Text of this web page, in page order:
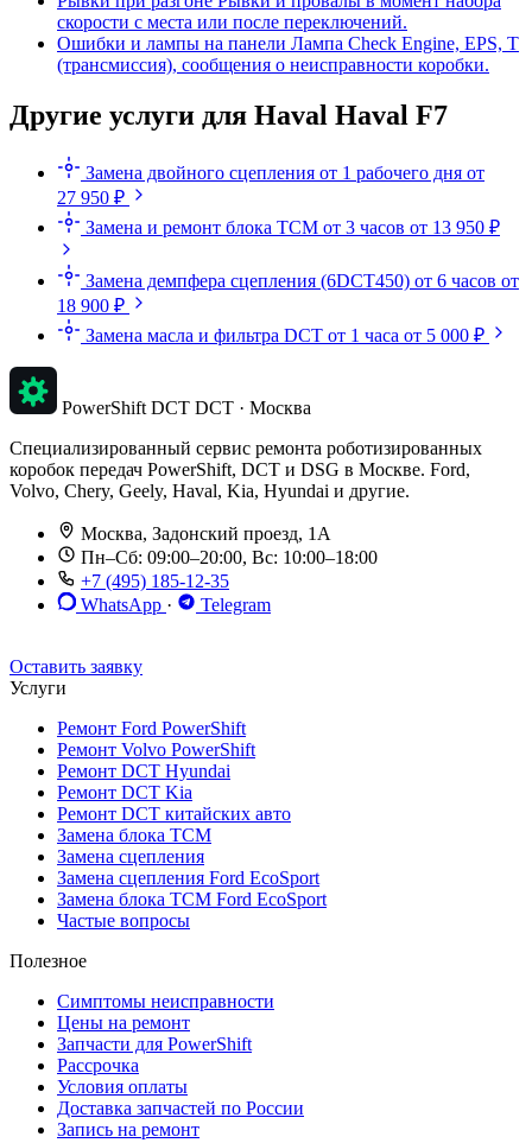
скорости с места или после переключений.
Ошибки и лампы на панели Лампа Check Engine, EPS, T
(трансмиссия), сообщения о неисправности коробки.
Другие услуги для Haval Haval F7
Замена двойного сцепления от 1 рабочего дня от
27 950 ₽
Замена и ремонт блока TCM от 3 часов от 13 950 ₽
Замена демпфера сцепления (6DCT450) от 6 часов от
18 900 ₽
Замена масла и фильтра DCT от 1 часа от 5 000 ₽
PowerShift DCT DCT · Москва
Специализированный сервис ремонта роботизированных
коробок передач PowerShift, DCT и DSG в Москве. Ford,
Volvo, Chery, Geely, Haval, Kia, Hyundai и другие.
Москва, Задонский проезд, 1А
Пн–Сб: 09:00–20:00, Вс: 10:00–18:00
+7 (495) 185-12-35
WhatsApp ·
Telegram
Оставить заявку
Услуги
Ремонт Ford PowerShift
Ремонт Volvo PowerShift
Ремонт DCT Hyundai
Ремонт DCT Kia
Ремонт DCT китайских авто
Замена блока TCM
Замена сцепления
Замена сцепления Ford EcoSport
Замена блока TCM Ford EcoSport
Частые вопросы
Полезное
Симптомы неисправности
Цены на ремонт
Запчасти для PowerShift
Рассрочка
Условия оплаты
Доставка запчастей по России
Запись на ремонт